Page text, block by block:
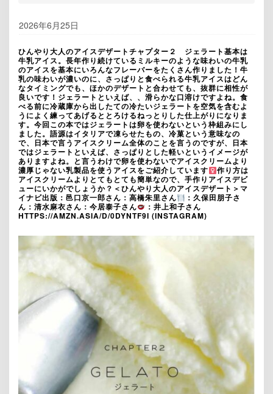
2026年6月25日
ひんやり大人のアイスデザートチャプター２ ジェラート基本は
牛乳アイス。長年作り続けているミルキーのような味わいの牛乳
のアイスを基本にいろんなフレーバーをたくさん作りました！牛
乳の味わいが濃いのに、さっぱりと食べられる牛乳アイスはどん
なタイミングでも、ほかのデザートと合わせても、抜群に相性が
良いです！ジェラートといえば、、滑らかな口溶けですよね。食
べる前に冷蔵庫から出したての冷たいジェラートを空気を含むよ
うによく練ってあげるととろけるねっとりした仕上がりになりま
す。今回この本ではジェラートは卵を使わないという枠組みにし
ました。語源はイタリアで凍らせたもの、冷菓という意味なの
で、日本で言うアイスクリーム全体のことを言うのですが、日本
ではジェラートといえば、さっぱりとした軽いというイメージが
ありますよね。と言うわけで卵を使わないでアイスクリームより
濃厚じゃない乳製品を使うアイスをご紹介しています‍
作り方は
アイスクリームよりとてもとても簡単なので、手作りアイスデビ
ューにいかがでしょうか？＜ひんやり大人のアイスデザート＞マ
イナビ出版：邑口京一郎さん：高橋朱里さん
：久保田朋子さ
ん：清水麻衣さん：今居泰子さん
：井上和子さん
HTTPS://AMZN.ASIA/D/0DYNTF9I (INSTAGRAM)